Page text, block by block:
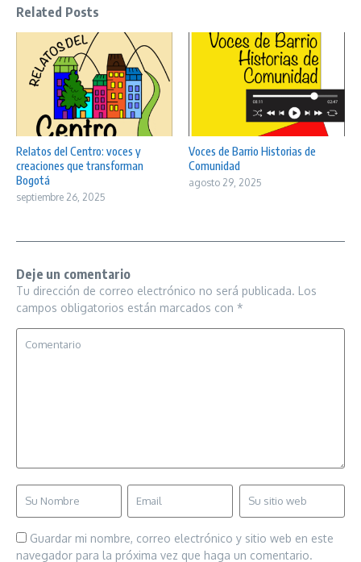
Related Posts
Relatos del Centro: voces y
creaciones que transforman
Bogotá
septiembre 26, 2025
Voces de Barrio Historias de
Comunidad
agosto 29, 2025
Deje un comentario
Tu dirección de correo electrónico no será publicada. Los
campos obligatorios están marcados con *
Guardar mi nombre, correo electrónico y sitio web en este
navegador para la próxima vez que haga un comentario.